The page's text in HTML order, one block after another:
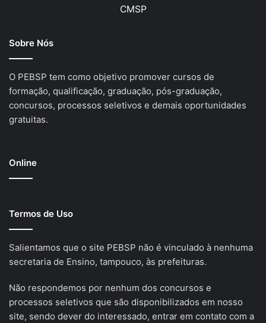
CMSP
Sobre Nós
O PEBSP tem como objetivo promover cursos de
formação, qualificação, graduação, pós-graduação,
concursos, processos seletivos e demais oportunidades
gratuitas.
Online
Termos de Uso
Salientamos que o site PEBSP não é vinculado à nenhuma
secretaria de Ensino, tampouco, às prefeituras.
Não respondemos por nenhum dos concursos e
processos seletivos que são disponibilizados em nosso
site, sendo dever do interessado, entrar em contato com a